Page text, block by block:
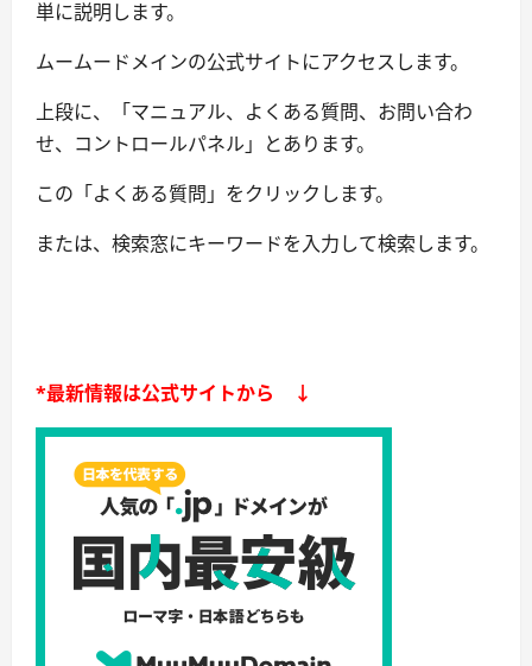
単に説明します。
ムームードメインの公式サイトにアクセスします。
上段に、「マニュアル、よくある質問、お問い合わ
せ、コントロールパネル」とあります。
この「よくある質問」をクリックします。
または、検索窓にキーワードを入力して検索します。
*最新情報は公式サイトから ↓